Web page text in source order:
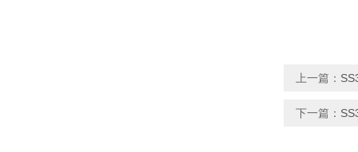
上一篇：
下一篇：